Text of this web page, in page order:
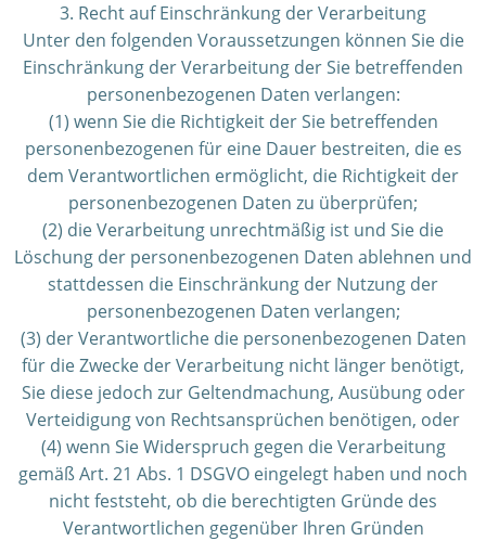
3. Recht auf Einschränkung der Verarbeitung
Unter den folgenden Voraussetzungen können Sie die
Einschränkung der Verarbeitung der Sie betreffenden
personenbezogenen Daten verlangen:
(1) wenn Sie die Richtigkeit der Sie betreffenden
personenbezogenen für eine Dauer bestreiten, die es
dem Verantwortlichen ermöglicht, die Richtigkeit der
personenbezogenen Daten zu überprüfen;
(2) die Verarbeitung unrechtmäßig ist und Sie die
Löschung der personenbezogenen Daten ablehnen und
stattdessen die Einschränkung der Nutzung der
personenbezogenen Daten verlangen;
(3) der Verantwortliche die personenbezogenen Daten
für die Zwecke der Verarbeitung nicht länger benötigt,
Sie diese jedoch zur Geltendmachung, Ausübung oder
Verteidigung von Rechtsansprüchen benötigen, oder
(4) wenn Sie Widerspruch gegen die Verarbeitung
gemäß Art. 21 Abs. 1 DSGVO eingelegt haben und noch
nicht feststeht, ob die berechtigten Gründe des
Verantwortlichen gegenüber Ihren Gründen